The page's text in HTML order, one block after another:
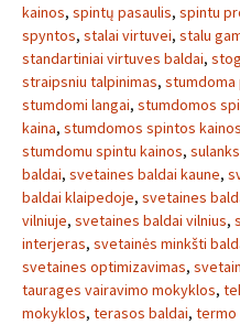
kainos, spintų pasaulis, spintu
spyntos, stalai virtuvei, stalu
standartiniai virtuves baldai,
straipsniu talpinimas, stumdoma
stumdomi langai, stumdomos
kaina, stumdomos spintos kainos
stumdomu spintu kainos,
baldai, svetaines baldai kaune,
baldai klaipedoje, svetaines
vilniuje, svetaines baldai vilnius,
interjeras, svetainės minkšti
svetaines optimizavimas,
taurages vairavimo mokyklos,
mokyklos, terasos baldai, termo